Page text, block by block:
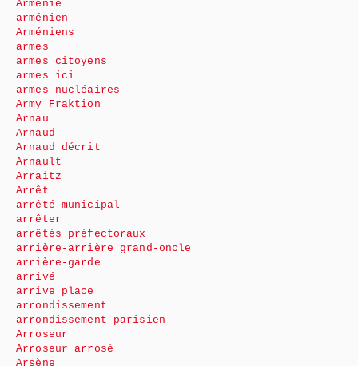
Arménie
arménien
Arméniens
armes
armes citoyens
armes ici
armes nucléaires
Army Fraktion
Arnau
Arnaud
Arnaud décrit
Arnault
Arraitz
Arrêt
arrêté municipal
arrêter
arrêtés préfectoraux
arrière-arrière grand-oncle
arrière-garde
arrivé
arrive place
arrondissement
arrondissement parisien
Arroseur
Arroseur arrosé
Arsène